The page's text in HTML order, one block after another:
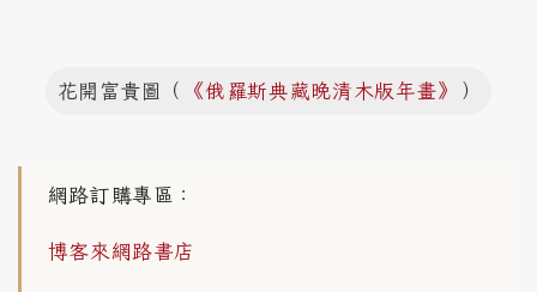
花開富貴圖（ 《俄羅斯典藏晚清木版年畫》 ）
網路訂購專區：
博客來網路書店